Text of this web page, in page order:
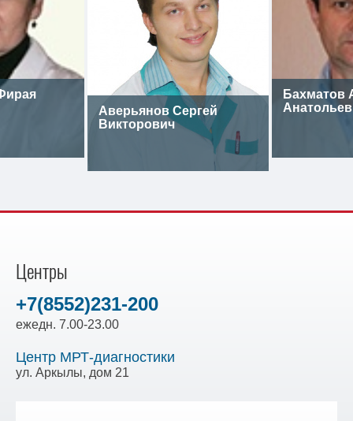
Аверьянов Сергей
Викторович
Бахматов
Центры
+7(8552)231-200
ежедн. 7.00-23.00
Центр МРТ-диагностики
ул. Аркылы, дом 21